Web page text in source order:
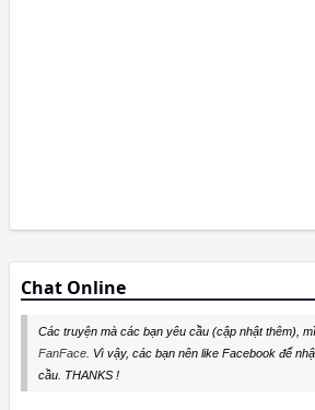
Chat Online
Các truyện mà các bạn yêu cầu (cập nhật thêm),
FanFace. Vì vậy, các bạn nên like Facebook để
cầu. THANKS !